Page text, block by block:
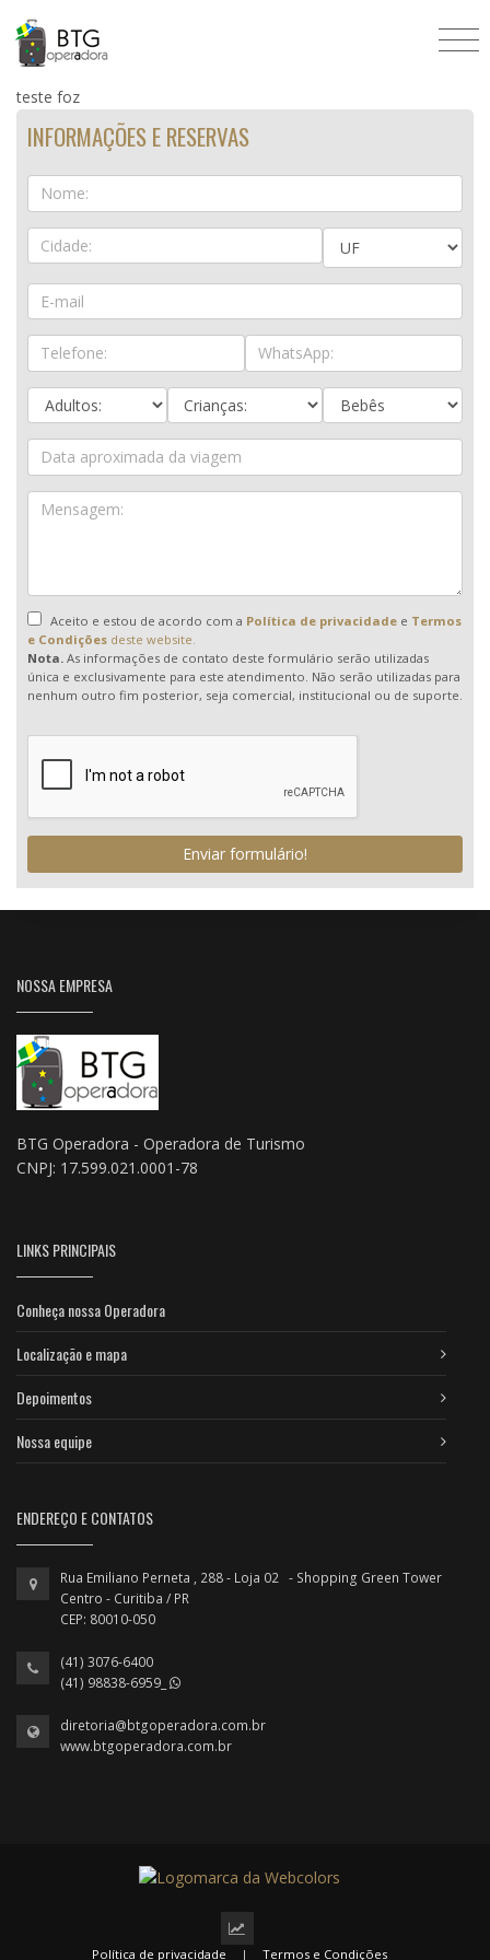
sujeitos á disponibilidade e a alterações. Fotos meramente
ilustrativas.
teste foz
INFORMAÇÕES E RESERVAS
Aceito e estou de acordo com a Política de privacidadee Termos
e Condições deste website.
Nota. As informações de contato deste formulário serão utilizadas
única e exclusivamente para este atendimento. Não serão utilizadas para
nenhum outro fim posterior, seja comercial, institucional ou de suporte.
Enviar formulário!
NOSSA EMPRESA
BTG Operadora - Operadora de Turismo
CNPJ: 17.599.021.0001-78
LINKS PRINCIPAIS
Conheça nossa Operadora
Localização e mapa
Depoimentos
Nossa equipe
ENDEREÇO E CONTATOS
Rua Emiliano Perneta , 288 - Loja 02 - Shopping Green Tower
Centro - Curitiba / PR
CEP: 80010-050
(41) 3076-6400
(41) 98838-6959_
diretoria@btgoperadora.com.br
www.btgoperadora.com.br
Política de privacidade | Termos e Condições